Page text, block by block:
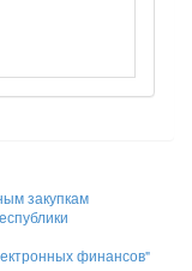
закупкам
финансов"